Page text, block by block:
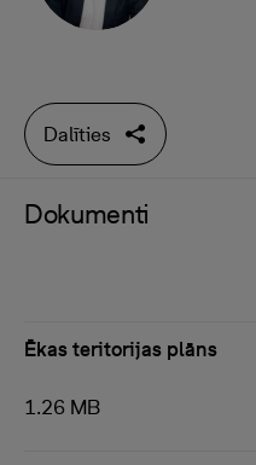
Dalīties
Dokumenti
Ēkas teritorijas plāns
1.26 MB